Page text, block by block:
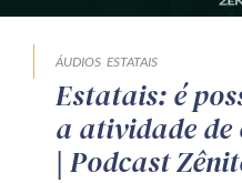
ÁUDIOS ESTATAIS
Estatais: é
a atividade
| Podcast